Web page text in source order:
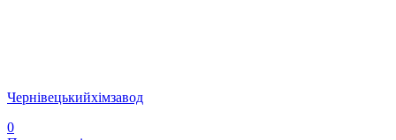
Чернівецькийхімзавод
0